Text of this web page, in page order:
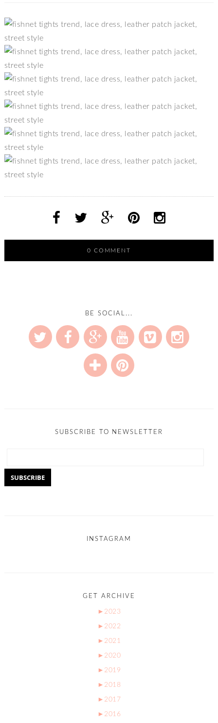
0 COMMENT
BE SOCIAL...
SUBSCRIBE TO NEWSLETTER
INSTAGRAM
GET ARCHIVE
► 2023
► 2022
► 2021
► 2020
► 2019
► 2018
► 2017
► 2016